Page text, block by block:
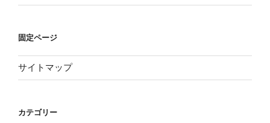
固定ページ
サイトマップ
カテゴリー